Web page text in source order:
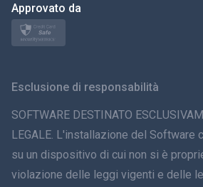
日本
ภาษาไทย
Dansk
Approvato da
Esclusione di responsabilità
SOFTWARE DESTINATO
LEGALE. L'installazione del Software
su un dispositivo di cui non si è
violazione delle leggi vigenti e delle